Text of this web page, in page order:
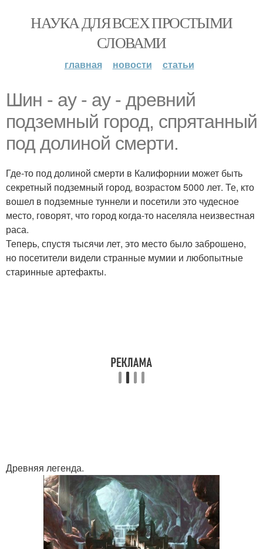
НАУКА ДЛЯ ВСЕХ ПРОСТЫМИ
СЛОВАМИ
главная новости статьи
Шин - ау - ау - древний
подземный город, спрятанный
под долиной смерти.
Где-то под долиной смерти в Калифорнии может быть
секретный подземный город, возрастом 5000 лет. Те, кто
вошел в подземные туннели и посетили это чудесное
место, говорят, что город когда-то населяла неизвестная
раса.
Теперь, спустя тысячи лет, это место было заброшено,
но посетители видели странные мумии и любопытные
старинные артефакты.
Древняя легенда.